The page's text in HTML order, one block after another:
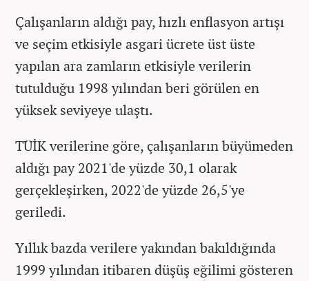
Çalışanların aldığı pay, hızlı enflasyon artışı
ve seçim etkisiyle asgari ücrete üst üste
yapılan ara zamların etkisiyle verilerin
tutulduğu 1998 yılından beri görülen en
yüksek seviyeye ulaştı.
TÜİK verilerine göre, çalışanların büyümeden
aldığı pay 2021'de yüzde 30,1 olarak
gerçekleşirken, 2022'de yüzde 26,5'ye
geriledi.
Yıllık bazda verilere yakından bakıldığında
1999 yılından itibaren düşüş eğilimi gösteren